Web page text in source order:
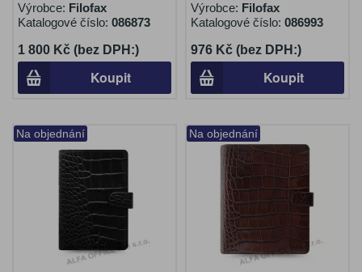
Výrobce: Filofax
Katalogové číslo: 086873
1 800 Kč (bez DPH:)
Koupit
Výrobce: Filofax
Katalogové číslo: 086993
976 Kč (bez DPH:)
Koupit
Na objednání Na objednání